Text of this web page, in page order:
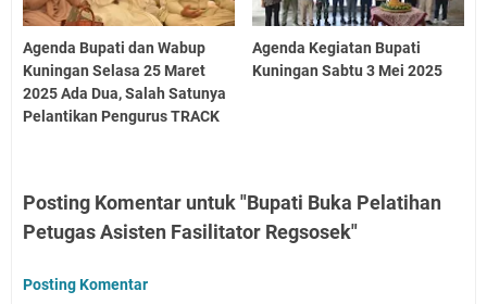
Agenda Bupati dan Wabup
Kuningan Selasa 25 Maret
2025 Ada Dua, Salah Satunya
Pelantikan Pengurus TRACK
Agenda Kegiatan Bupati
Kuningan Sabtu 3 Mei 2025
Posting Komentar untuk "Bupati Buka Pelatihan
Petugas Asisten Fasilitator Regsosek"
Posting Komentar